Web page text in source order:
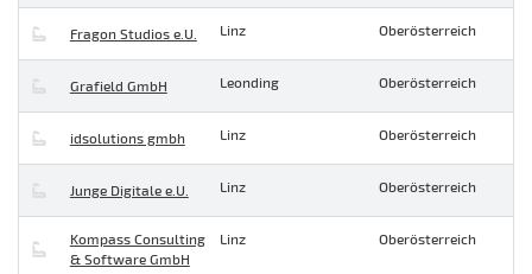
Fragon Studios e.U. Linz Oberösterreich
Grafield GmbH Leonding Oberösterreich
idsolutions gmbh Linz Oberösterreich
Junge Digitale e.U. Linz Oberösterreich
Kompass Consulting
& Software GmbH
Linz Oberösterreich